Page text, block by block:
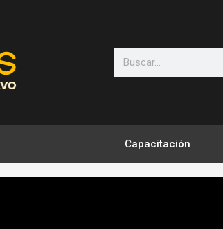
Search
Capacitación